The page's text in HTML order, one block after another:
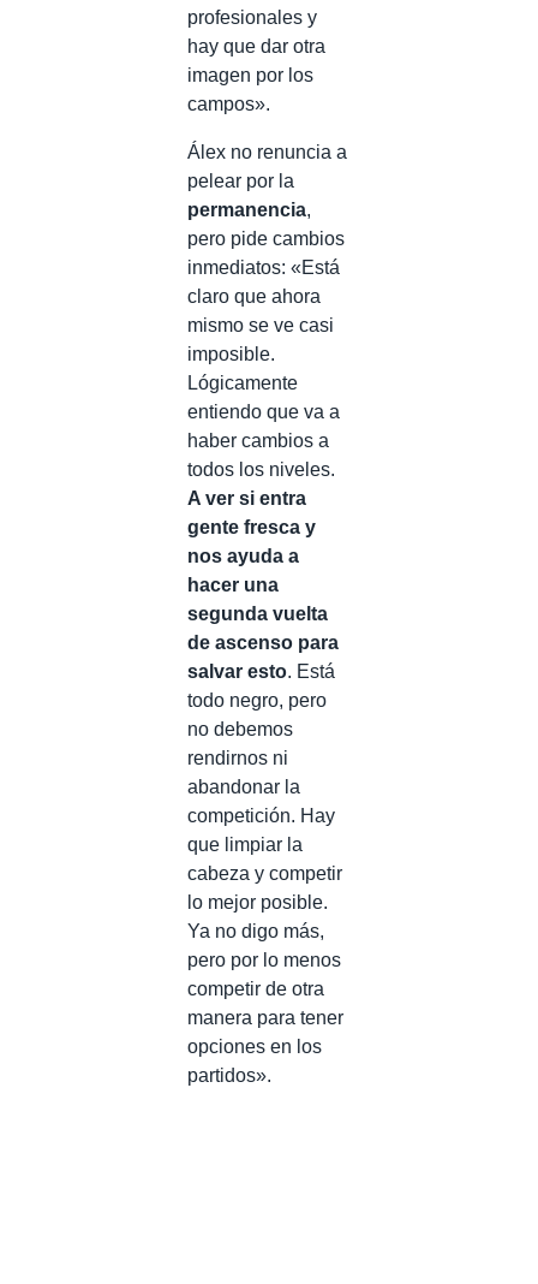
profesionales y
hay que dar otra
imagen por los
campos».
Álex no renuncia a
pelear por la
permanencia,
pero pide cambios
inmediatos: «Está
claro que ahora
mismo se ve casi
imposible.
Lógicamente
entiendo que va a
haber cambios a
todos los niveles.
A ver si entra
gente fresca y
nos ayuda a
hacer una
segunda vuelta
de ascenso para
salvar esto. Está
todo negro, pero
no debemos
rendirnos ni
abandonar la
competición. Hay
que limpiar la
cabeza y competir
lo mejor posible.
Ya no digo más,
pero por lo menos
competir de otra
manera para tener
opciones en los
partidos».